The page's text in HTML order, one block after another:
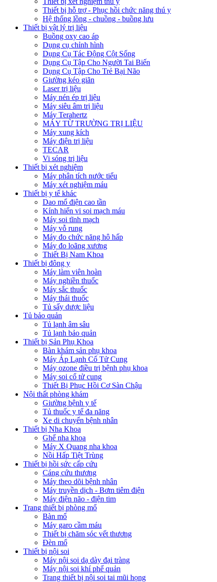
Thiết bị hỗ trợ - Phục hồi chức năng thú y
Hệ thống lồng - chuồng - buồng lưu
Thiết bị vật lý trị liệu
Buồng oxy cao áp
Dụng cụ chỉnh hình
Dụng Cụ Tác Động Cột Sống
Dụng Cụ Tập Cho Người Tai Biến
Dụng Cụ Tập Cho Trẻ Bại Não
Giường kéo giãn
Laser trị liệu
Máy nén ép trị liệu
Máy siêu âm trị liệu
Máy Terahertz
MÁY TỪ TRƯỜNG TRỊ LIỆU
Máy xung kích
Máy điện trị liệu
TECAR
Vi sóng trị liệu
Thiết bị xét nghiệm
Máy phân tích nước tiểu
Máy xét nghiệm máu
Thiết bị y tế khác
Dao mổ điện cao tần
Kính hiển vi soi mạch máu
Máy soi tĩnh mạch
Máy vỗ rung
Máy đo chức năng hô hấp
Máy đo loãng xương
Thiết Bị Nam Khoa
Thiết bị đông y
Máy làm viên hoàn
Máy nghiền thuốc
Máy sắc thuốc
Máy thái thuốc
Tủ sấy dược liệu
Tủ bảo quản
Tủ lạnh âm sâu
Tủ lạnh bảo quản
Thiết bị Sản Phụ Khoa
Bàn khám sản phụ khoa
Máy Áp Lạnh Cổ Tử Cung
Máy ozone điều trị bệnh phụ khoa
Máy soi cổ tử cung
Thiết Bị Phục Hồi Cơ Sàn Chậu
Nội thất phòng khám
Giường bệnh y tế
Tủ thuốc y tế đa năng
Xe di chuyển bệnh nhân
Thiết bị Nha Khoa
Ghế nha khoa
Máy X Quang nha khoa
Nồi Hấp Tiệt Trùng
Thiết bị hồi sức cấp cứu
Cáng cứu thương
Máy theo dõi bệnh nhân
Máy truyền dịch - Bơm tiêm điện
Máy điện não - điện tim
Trang thiết bị phòng mổ
Bàn mổ
Máy garo cầm máu
Thiết bị chăm sóc vết thương
Đèn mổ
Thiết bị nội soi
Máy nội soi dạ dày đại tràng
Máy nội soi khí phế quản
Trang thiết bị nội soi tai mũi họng